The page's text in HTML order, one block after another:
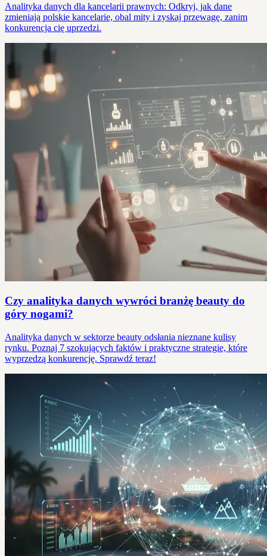
Analityka danych dla kancelarii prawnych: Odkryj, jak dane
zmieniają polskie kancelarie, obal mity i zyskaj przewagę, zanim
konkurencja cię uprzedzi.
Czy analityka danych wywróci branżę beauty do
góry nogami?
Analityka danych w sektorze beauty odsłania nieznane kulisy
rynku. Poznaj 7 szokujących faktów i praktyczne strategie, które
wyprzedzą konkurencję. Sprawdź teraz!